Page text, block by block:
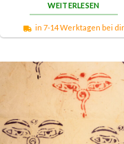
WEITERLESEN
in 7-14 Werktagen bei dir